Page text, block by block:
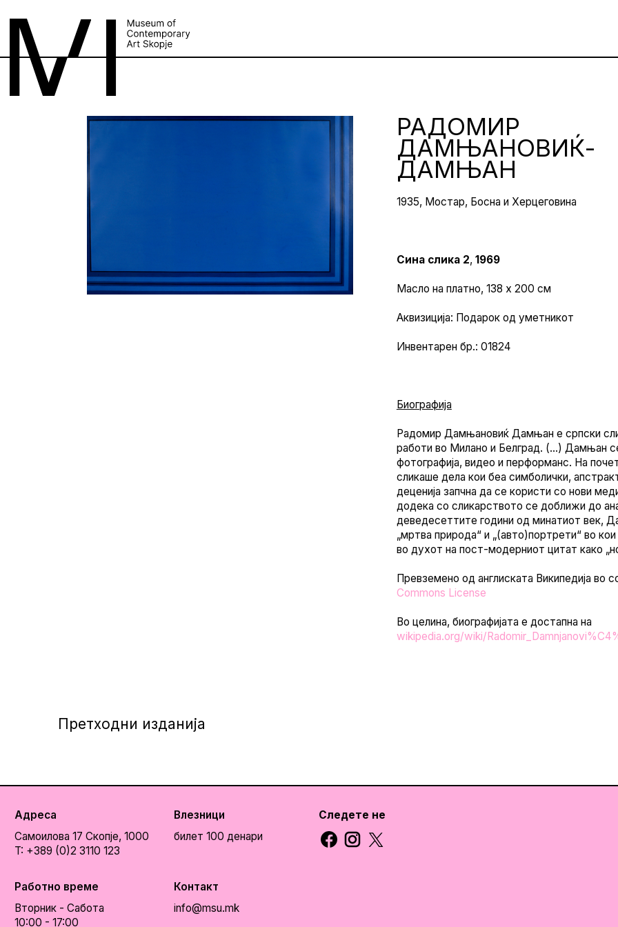
РАДОМИР
ДАМЊАНОВИЌ-
ДАМЊАН
1935, Мостар, Босна и Херцеговина
Сина слика 2, 1969
Масло на платно, 138 x 200 см
Аквизиција: Подарок од уметникот
Инвентарен бр.: 01824
Биографија
Радомир Дамњановиќ Дамњан е српски
работи во Милано и Белград. (…) Дамњан
фотографија, видео и перформанс. На
сликаше дела кои беа симболички,
деценија запчна да се користи со нови
додека со сликарството се доближи до
деведесеттите години од минатиот век,
„мртва природа“ и „(авто)портрети“ во
во духот на пост-модерниот цитат како
Превземено од англиската Википедија во
Commons License
Во целина, биографијата е достапна на
wikipedia.org/wiki/
Претходни изданија
Адреса
Самоилова 17 Скопје, 1000
T: +389 (0)2 3110 123
Влезници
билет 100 денари
Работно време
Вторник - Сабота
10:00 - 17:00
Контакт
info@msu.mk
Следете не